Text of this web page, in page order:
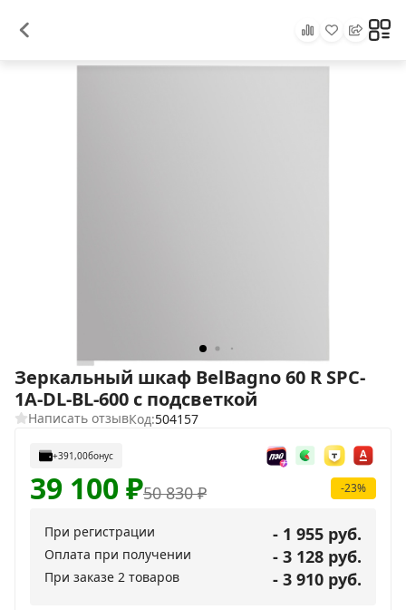
Зеркальный шкаф BelBagno 60 R SPC-
1A-DL-BL-600 с подсветкой
Написать отзывКод:504157
+391,00бонус
50 830₽
39 100₽ -23%
При регистрации - 1 955 руб.
Оплата при получении - 3 128 руб.
При заказе 2 товаров - 3 910 руб.